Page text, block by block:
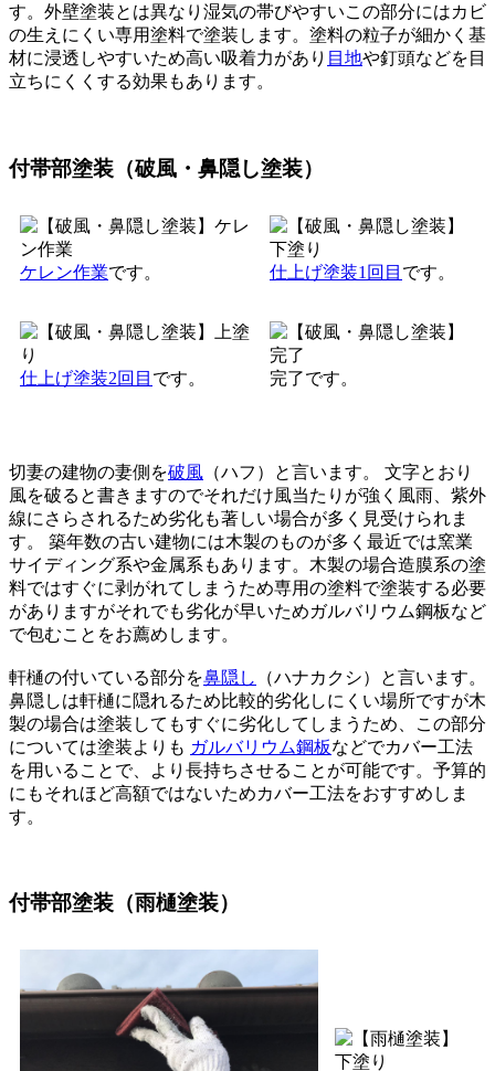
す。外壁塗装とは異なり湿気の帯びやすいこの部分にはカビ
の生えにくい専用塗料で塗装します。塗料の粒子が細かく基
材に浸透しやすいため高い吸着力があり 目地や釘頭などを目
立ちにくくする効果もあります。
付帯部塗装（破風・鼻隠し塗装）
ケレン作業です。 仕上げ塗装1回目 です。
仕上げ塗装2回目 です。 完了です。
切妻の建物の妻側を破風 （ハフ）と言います。 文字とおり
風を破ると書きますのでそれだけ風当たりが強く風雨、紫外
線にさらされるため劣化も著しい場合が多く見受けられま
す。 築年数の古い建物には木製のものが多く最近では窯業
サイディング系や金属系もあります。木製の場合造膜系の塗
料ではすぐに剥がれてしまうため専用の塗料で塗装する必要
がありますがそれでも劣化が早いためガルバリウム鋼板など
で包むことをお薦めします。
軒樋の付いている部分を鼻隠し
（ハナカクシ）と言います。
鼻隠しは軒樋に隠れるため比較的劣化しにくい場所ですが木
製の場合は塗装してもすぐに劣化してしまうため、この部分
については塗装よりも ガルバリウム鋼板などでカバー工法
を用いることで、より長持ちさせることが可能です。予算的
にもそれほど高額ではないためカバー工法をおすすめしま
す。
付帯部塗装（雨樋塗装）